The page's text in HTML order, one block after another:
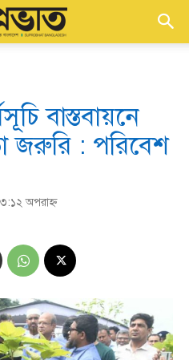
বাস্তবায়নে
জরুরি : পরিবেশ
অপরাহ্ণ